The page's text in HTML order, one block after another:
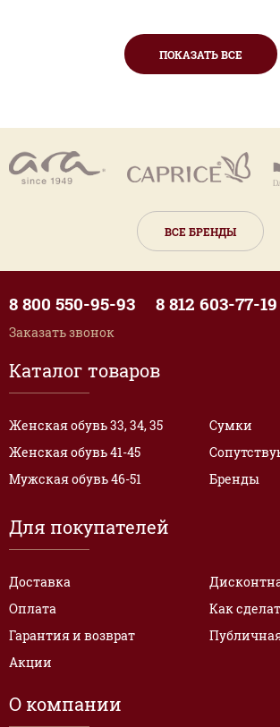
ПОКАЗАТЬ ВСЕ
ВСЕ БРЕНДЫ
Каталог товаров
Женская обувь 33, 34, 35
Женская обувь 41-45
Мужская обувь 46-51
Сумки
Бренды
Для покупателей
Доставка
Оплата
Гарантия и возврат
Акции
Как
О компании
8 800 550-95-93 8 812 603-77-19
Заказать звонок